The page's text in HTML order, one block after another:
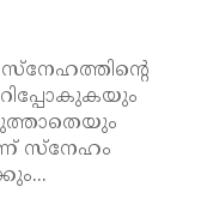
സ്നേഹത്തിന്റെ
സ്നേഹം